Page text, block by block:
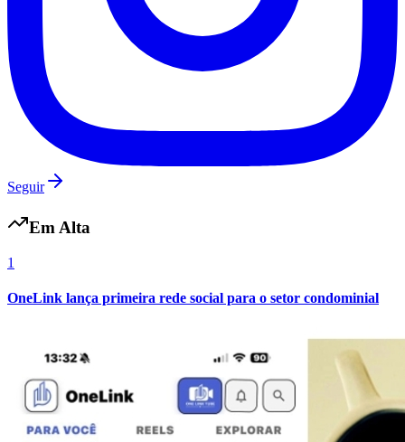
Seguir
Em Alta
1
OneLink lança primeira rede social para o setor condominial